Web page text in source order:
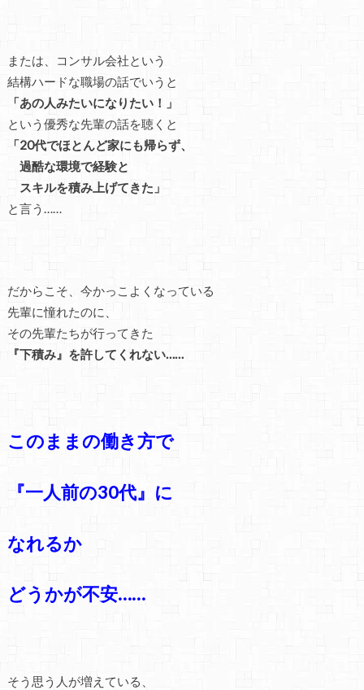
または、コンサル会社という
結構ハードな職場の話でいうと
「あの人みたいになりたい！」
という優秀な先輩の話を聴くと
「20代でほとんど家にも帰らず、
過酷な環境で経験と
スキルを積み上げてきた」
と言う……
だからこそ、今かっこよくなっている
先輩に憧れたのに、
その先輩たちが行ってきた
『下積み』を許してくれない……
このままの働き方で
『一人前の30代』に
なれるか
どうかが不安……
そう思う人が増えている、